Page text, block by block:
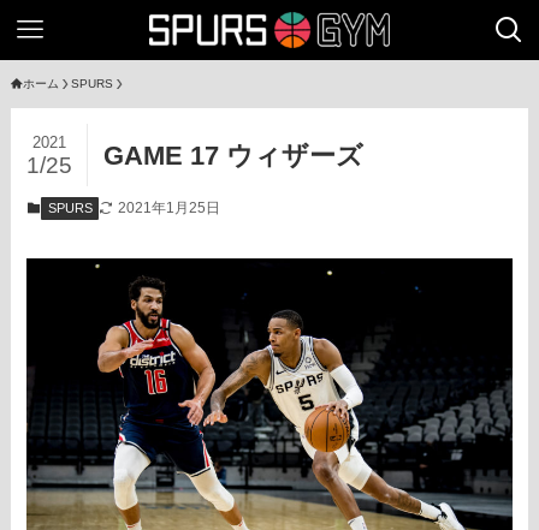
ホーム SPURS
GAME 17 ウィザーズ
2021
1/25
SPURS 2021年1月25日